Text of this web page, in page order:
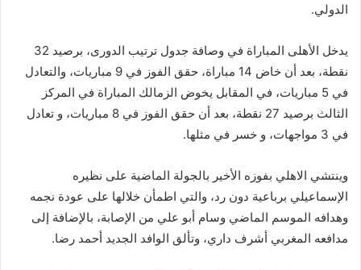
الدولي.
يدخل الأهلى المباراة في وصافة جدول ترتيب الدورى، برصيد 32
نقطة، بعد أن خاض 14 مباراة، حقق الفوز في 9 مباريات، والتعادل
في 5 مباريات، في المقابل يخوض الزمالك المباراة في المركز
الثالث برصيد 27 نقطة، بعد أن حقق الفوز في 8 مباريات، و تعادل
في 3 مواجهات، و خسر في مثلها.
وينتشي الاهلي بفوزه الأخير بالجولة الماضية على نظيره
الإسماعيلي برباعية دون رد، والتي اطمأن خلالها على عودة نجمه
وهدافه الموسم الماضي وسام أبو علي من الإصابة، بالإضافة إلى
مدافعه المغربي أشرف داري، وتألق الوافد الجديد أحمد رضا.